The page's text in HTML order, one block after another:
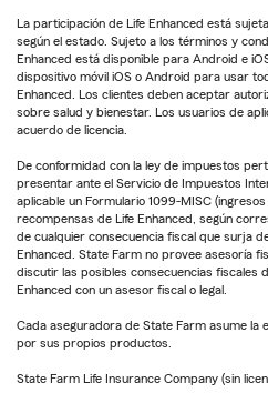
La participación de Life Enhanced está
según el estado. Sujeto a los términos y
Enhanced está disponible para Android e
dispositivo móvil iOS o Android para usar
Enhanced. Los clientes deben aceptar
sobre salud y bienestar. Los usuarios de
acuerdo de licencia.
De conformidad con la ley de impuestos
presentar ante el Servicio de Impuestos
aplicable un Formulario 1099-MISC
recompensas de Life Enhanced, según
de cualquier consecuencia fiscal que surja
Enhanced. State Farm no provee asesoría
discutir las posibles consecuencias fiscales
Enhanced con un asesor fiscal o legal.
Cada aseguradora de State Farm asume la
por sus propios productos.
State Farm Life Insurance Company (sin